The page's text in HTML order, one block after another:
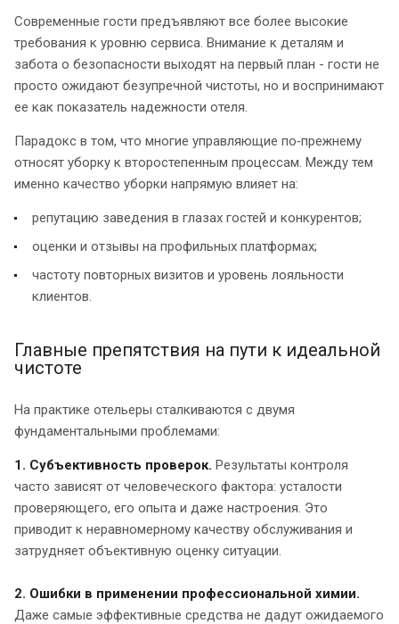
Современные гости предъявляют все более высокие
требования к уровню сервиса. Внимание к деталям и
забота о безопасности выходят на первый план - гости не
просто ожидают безупречной чистоты, но и воспринимают
ее как показатель надежности отеля.
Парадокс в том, что многие управляющие по‑прежнему
относят уборку к второстепенным процессам. Между тем
именно качество уборки напрямую влияет на:
репутацию заведения в глазах гостей и конкурентов;
оценки и отзывы на профильных платформах;
частоту повторных визитов и уровень лояльности
клиентов.
Главные препятствия на пути к идеальной
чистоте
На практике отельеры сталкиваются с двумя
фундаментальными проблемами:
1. Субъективность проверок. Результаты контроля
часто зависят от человеческого фактора: усталости
проверяющего, его опыта и даже настроения. Это
приводит к неравномерному качеству обслуживания и
затрудняет объективную оценку ситуации.
2. Ошибки в применении профессиональной химии.
Даже самые эффективные средства не дадут ожидаемого